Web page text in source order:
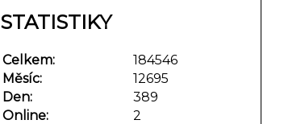
STATISTIKY
Online: 2
Celkem:
184546
Měsíc:
12695
Den:
389